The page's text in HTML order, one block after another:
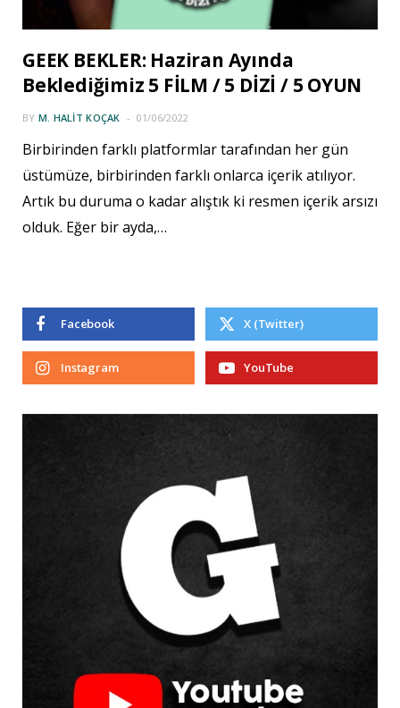
GEEK BEKLER: Haziran Ayında
Beklediğimiz 5 FİLM / 5 DİZİ / 5 OYUN
BY M. HALIT KOÇAK 01/06/2022
Birbirinden farklı platformlar tarafından her gün
üstümüze, birbirinden farklı onlarca içerik atılıyor.
Artık bu duruma o kadar alıştık ki resmen içerik arsızı
olduk. Eğer bir ayda,…
Facebook X (Twitter)
Instagram YouTube